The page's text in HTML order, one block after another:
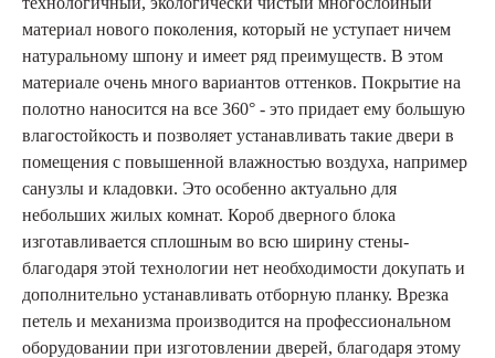
материал нового поколения, который не уступает ничем
натуральному шпону и имеет ряд преимуществ. В этом
материале очень много вариантов оттенков. Покрытие на
полотно наносится на все 360° - это придает ему большую
влагостойкость и позволяет устанавливать такие двери в
помещения с повышенной влажностью воздуха, например
санузлы и кладовки. Это особенно актуально для
небольших жилых комнат. Короб дверного блока
изготавливается сплошным во всю ширину стены-
благодаря этой технологии нет необходимости докупать и
дополнительно устанавливать отборную планку. Врезка
петель и механизма производится на профессиональном
оборудовании при изготовлении дверей, благодаря этому